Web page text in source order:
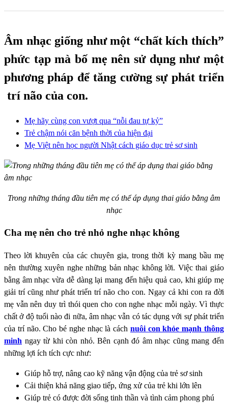
Âm nhạc giống như một “chất kích thích”
phức tạp mà bố mẹ nên sử dụng như một
phương pháp để tăng cường sự phát triển
trí não của con.
Mẹ hãy cùng con vượt qua “nỗi đau tự kỷ”
Trẻ chậm nói căn bệnh thời của hiện đại
Mẹ Việt nên học người Nhật cách giáo dục trẻ sơ sinh
Trong những tháng đầu tiên mẹ có thể áp dụng thai giáo bằng âm
nhạc
Cha mẹ nên cho trẻ nhỏ nghe nhạc không
Theo lời khuyên của các chuyên gia, trong thời kỳ mang bầu mẹ
nên thường xuyên nghe những bản nhạc không lời. Việc thai giáo
bằng âm nhạc vừa dễ dàng lại mang đến hiệu quả cao, khi giúp mẹ
giải trí cũng như phát triển trí não cho con. Ngay cả khi con ra đời
mẹ vẫn nên duy trì thói quen cho con nghe nhạc mỗi ngày. Vì thực
chất ở độ tuổi nào đi nữa, âm nhạc vẫn có tác dụng với sự phát triển
của trí não. Cho bé nghe nhạc là cách nuôi con khỏe mạnh thông
minh ngay từ khi còn nhỏ. Bên cạnh đó âm nhạc cũng mang đến
những lợi ích tích cực như:
Giúp hỗ trợ, nâng cao kỹ năng vận động của trẻ sơ sinh
Cải thiện khả năng giao tiếp, ứng xử của trẻ khi lớn lên
Giúp trẻ có được đời sống tinh thần và tình cảm phong phú